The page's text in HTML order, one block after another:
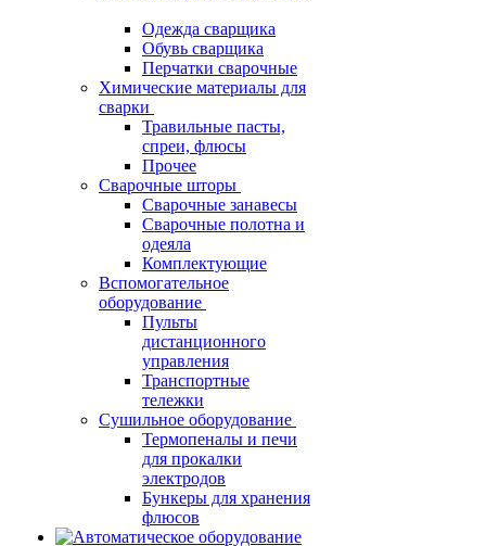
Одежда сварщика
Обувь сварщика
Перчатки сварочные
Химические материалы для
сварки
Травильные пасты,
спреи, флюсы
Прочее
Сварочные шторы
Сварочные занавесы
Сварочные полотна и
одеяла
Комплектующие
Вспомогательное
оборудование
Пульты
дистанционного
управления
Транспортные
тележки
Сушильное оборудование
Термопеналы и печи
для прокалки
электродов
Бункеры для хранения
флюсов